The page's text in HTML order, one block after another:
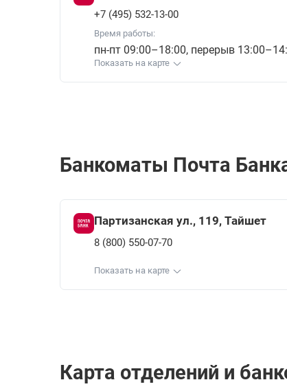
+7 (495) 532-13-00
Время работы:
пн-пт 09:00–18:00, перерыв
Показать на карте
Банкоматы Почта
Партизанская ул., 119, Тайшет
8 (800) 550-07-70
Показать на карте
Карта отделений и